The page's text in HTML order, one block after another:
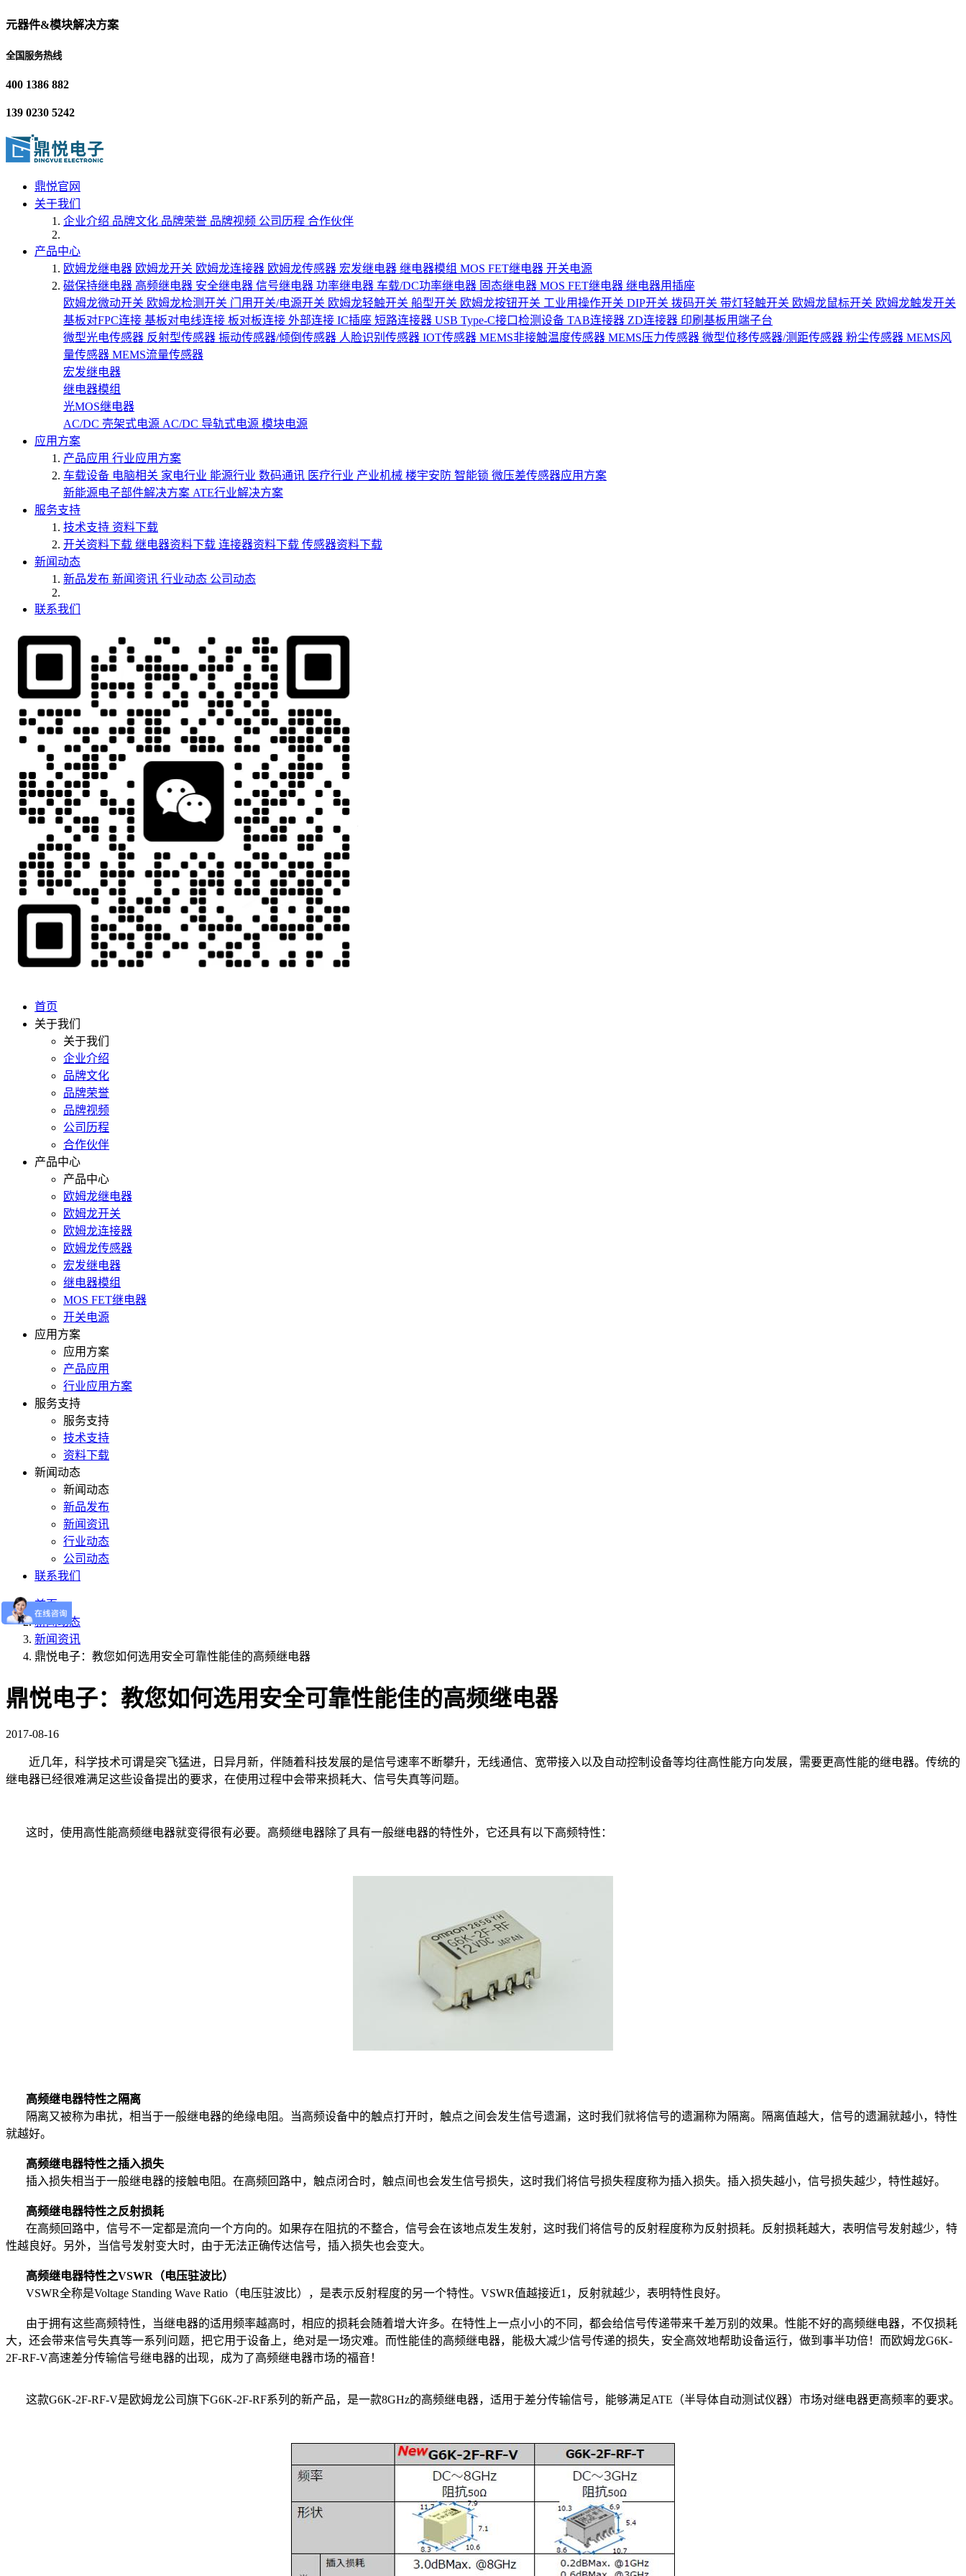
元器件&模块解决方案
全国服务热线
400 1386 882
139 0230 5242
鼎悦官网
关于我们
企业介绍 品牌文化 品牌荣誉 品牌视频 公司历程 合作伙伴
产品中心
欧姆龙继电器 欧姆龙开关 欧姆龙连接器 欧姆龙传感器 宏发继电器 继电器模组 MOS FET继电器 开关电源
磁保持继电器 高频继电器 安全继电器 信号继电器 功率继电器 车载/DC功率继电器 固态继电器 MOS FET继电器 继电器用插座
欧姆龙微动开关 欧姆龙检测开关 门用开关/电源开关 欧姆龙轻触开关 船型开关 欧姆龙按钮开关 工业用操作开关 DIP开关 拨码开关 带灯轻触开关 欧姆龙鼠标开关 欧姆龙触发开关
基板对FPC连接 基板对电线连接 板对板连接 外部连接 IC插座 短路连接器 USB Type-C接口检测设备 TAB连接器 ZD连接器 印刷基板用端子台
微型光电传感器 反射型传感器 振动传感器/倾倒传感器 人脸识别传感器 IOT传感器 MEMS非接触温度传感器 MEMS压力传感器 微型位移传感器/测距传感器 粉尘传感器 MEMS风
量传感器 MEMS流量传感器
宏发继电器
继电器模组
光MOS继电器
AC/DC 壳架式电源 AC/DC 导轨式电源 模块电源
应用方案
产品应用 行业应用方案
车载设备 电脑相关 家电行业 能源行业 数码通讯 医疗行业 产业机械 楼宇安防 智能锁 微压差传感器应用方案
新能源电子部件解决方案 ATE行业解决方案
服务支持
技术支持 资料下载
开关资料下载 继电器资料下载 连接器资料下载 传感器资料下载
新闻动态
新品发布 新闻资讯 行业动态 公司动态
联系我们
首页
关于我们
关于我们
企业介绍
品牌文化
品牌荣誉
品牌视频
公司历程
合作伙伴
产品中心
产品中心
欧姆龙继电器
欧姆龙开关
欧姆龙连接器
欧姆龙传感器
宏发继电器
继电器模组
MOS FET继电器
开关电源
应用方案
应用方案
产品应用
行业应用方案
服务支持
服务支持
技术支持
资料下载
新闻动态
新闻动态
新品发布
新闻资讯
行业动态
公司动态
联系我们
首页
新闻动态
新闻资讯
鼎悦电子：教您如何选用安全可靠性能佳的高频继电器
鼎悦电子：教您如何选用安全可靠性能佳的高频继电器
2017-08-16
近几年，科学技术可谓是突飞猛进，日异月新，伴随着科技发展的是信号速率不断攀升，无线通信、宽带接入以及自动控制设备等均往高性能方向发展，需要更高性能的继电器。传统的
继电器已经很难满足这些设备提出的要求，在使用过程中会带来损耗大、信号失真等问题。
这时，使用高性能高频继电器就变得很有必要。高频继电器除了具有一般继电器的特性外，它还具有以下高频特性：
高频继电器特性之隔离
隔离又被称为串扰，相当于一般继电器的绝缘电阻。当高频设备中的触点打开时，触点之间会发生信号遗漏，这时我们就将信号的遗漏称为隔离。隔离值越大，信号的遗漏就越小，特性
就越好。
高频继电器特性之插入损失
插入损失相当于一般继电器的接触电阻。在高频回路中，触点闭合时，触点间也会发生信号损失，这时我们将信号损失程度称为插入损失。插入损失越小，信号损失越少，特性越好。
高频继电器特性之反射损耗
在高频回路中，信号不一定都是流向一个方向的。如果存在阻抗的不整合，信号会在该地点发生发射，这时我们将信号的反射程度称为反射损耗。反射损耗越大，表明信号发射越少，特
性越良好。另外，当信号发射变大时，由于无法正确传达信号，插入损失也会变大。
高频继电器特性之VSWR（电压驻波比）
VSWR全称是Voltage Standing Wave Ratio（电压驻波比），是表示反射程度的另一个特性。VSWR值越接近1，反射就越少，表明特性良好｡
由于拥有这些高频特性，当继电器的适用频率越高时，相应的损耗会随着增大许多。在特性上一点小小的不同，都会给信号传递带来千差万别的效果。性能不好的高频继电器，不仅损耗
大，还会带来信号失真等一系列问题，把它用于设备上，绝对是一场灾难。而性能佳的高频继电器，能极大减少信号传递的损失，安全高效地帮助设备运行，做到事半功倍！而欧姆龙G6K-
2F-RF-V高速差分传输信号继电器的出现，成为了高频继电器市场的福音！
这款G6K-2F-RF-V是欧姆龙公司旗下G6K-2F-RF系列的新产品，是一款8GHz的高频继电器，适用于差分传输信号，能够满足ATE（半导体自动测试仪器）市场对继电器更高频率的要求。